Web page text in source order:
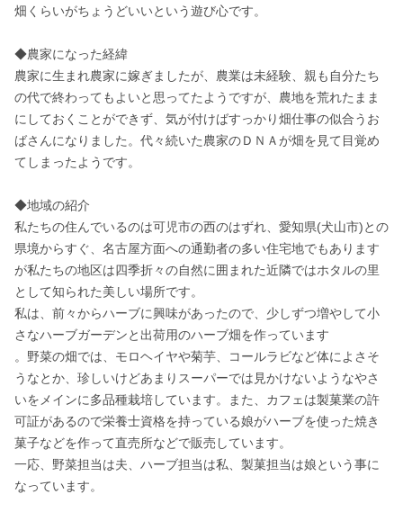
畑くらいがちょうどいいという遊び心です。
◆農家になった経緯
農家に生まれ農家に嫁ぎましたが、農業は未経験、親も自分たち
の代で終わってもよいと思ってたようですが、農地を荒れたまま
にしておくことができず、気が付けばすっかり畑仕事の似合うお
ばさんになりました。代々続いた農家のＤＮＡが畑を見て目覚め
てしまったようです。
◆地域の紹介
私たちの住んでいるのは可児市の西のはずれ、愛知県(犬山市)との
県境からすぐ、名古屋方面への通勤者の多い住宅地でもあります
が私たちの地区は四季折々の自然に囲まれた近隣ではホタルの里
として知られた美しい場所です。
私は、前々からハーブに興味があったので、少しずつ増やして小
さなハーブガーデンと出荷用のハーブ畑を作っています
。野菜の畑では、モロヘイヤや菊芋、コールラビなど体によさそ
うなとか、珍しいけどあまりスーパーでは見かけないようなやさ
いをメインに多品種栽培しています。また、カフェは製菓業の許
可証があるので栄養士資格を持っている娘がハーブを使った焼き
菓子などを作って直売所などで販売しています。
一応、野菜担当は夫、ハーブ担当は私、製菓担当は娘という事に
なっています。